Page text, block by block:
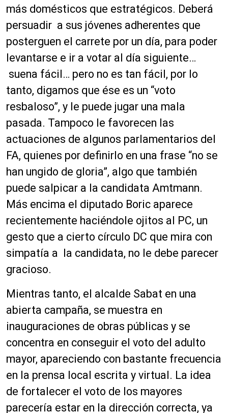
más domésticos que estratégicos. Deberá
persuadir a sus jóvenes adherentes que
posterguen el carrete por un día, para poder
levantarse e ir a votar al día siguiente…
suena fácil… pero no es tan fácil, por lo
tanto, digamos que ése es un “voto
resbaloso”, y le puede jugar una mala
pasada. Tampoco le favorecen las
actuaciones de algunos parlamentarios del
FA, quienes por definirlo en una frase “no se
han ungido de gloria”, algo que también
puede salpicar a la candidata Amtmann.
Más encima el diputado Boric aparece
recientemente haciéndole ojitos al PC, un
gesto que a cierto círculo DC que mira con
simpatía a la candidata, no le debe parecer
gracioso.
Mientras tanto, el alcalde Sabat en una
abierta campaña, se muestra en
inauguraciones de obras públicas y se
concentra en conseguir el voto del adulto
mayor, apareciendo con bastante frecuencia
en la prensa local escrita y virtual. La idea
de fortalecer el voto de los mayores
parecería estar en la dirección correcta, ya